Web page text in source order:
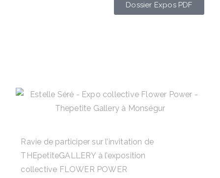
Dossier Expos PDF
Ravie de participer sur l’invitation de
THEpetiteGALLERY à l’exposition
collective FLOWER POWER